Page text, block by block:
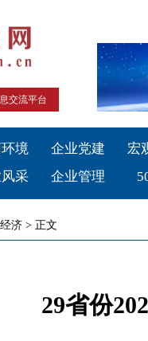
交流平台
境 企业党建 宏
采 企业管理
济 > 正文
29省份